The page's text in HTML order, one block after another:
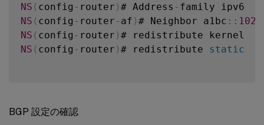
NS ( config - router ) # Address -
NS ( config - router - af ) # Neighbor a1bc : : 102
NS ( config - router )
NS ( config - router ) # redistribute static
BGP 設定の確認